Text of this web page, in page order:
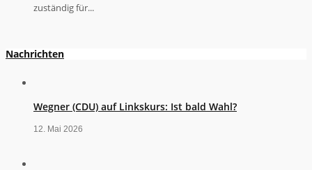
zuständig für...
Nachrichten
Wegner (CDU) auf Linkskurs: Ist bald Wahl?
12. Mai 2026